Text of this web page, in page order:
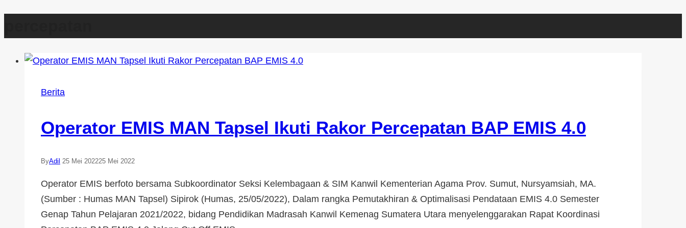
Berita
Operator EMIS MAN Tapsel Ikuti Rakor Percepatan BAP EMIS 4.0
ByAdil 25 Mei 202225 Mei 2022
Operator EMIS berfoto bersama Subkoordinator Seksi Kelembagaan & SIM Kanwil Kementerian Agama Prov. Sumut, Nursyamsiah, MA.
(Sumber : Humas MAN Tapsel) Sipirok (Humas, 25/05/2022), Dalam rangka Pemutakhiran & Optimalisasi Pendataan EMIS 4.0 Semester
Genap Tahun Pelajaran 2021/2022, bidang Pendidikan Madrasah Kanwil Kemenag Sumatera Utara menyelenggarakan Rapat Koordinasi